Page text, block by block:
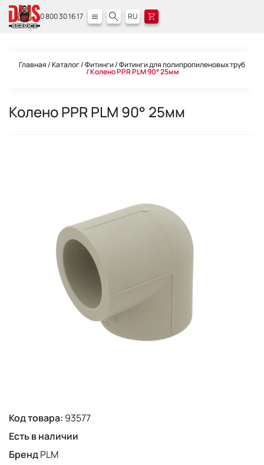
0 800 30 16 17 RU
Главная Каталог Фитинги Фитинги для полипропиленовых труб
Колено PPR PLM 90° 25мм
Колено PPR PLM 90° 25мм
Код товара: 93577
Есть в наличии
БрендPLM